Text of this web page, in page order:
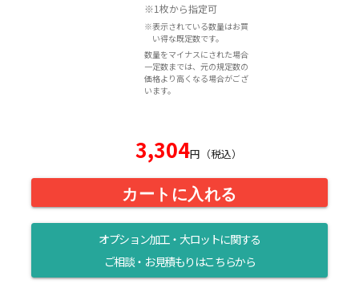
※1枚から指定可
※表示されている数量はお買
い得な既定数です。
数量をマイナスにされた場合
一定数までは、元の規定数の
価格より高くなる場合がござ
います。
3,304円（税込）
カートに入れる
オプション加工・大ロットに関する
ご相談・お見積もりはこちらから